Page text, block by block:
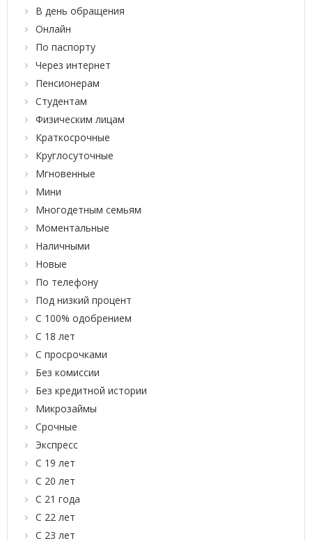
В день обращения
Онлайн
По паспорту
Через интернет
Пенсионерам
Студентам
Физическим лицам
Краткосрочные
Круглосуточные
Мгновенные
Мини
Многодетным семьям
Моментальные
Наличными
Новые
По телефону
Под низкий процент
С 100% одобрением
С 18 лет
С просрочками
Без комиссии
Без кредитной истории
Микрозаймы
Срочные
Экспресс
С 19 лет
С 20 лет
С 21 года
С 22 лет
С 23 лет